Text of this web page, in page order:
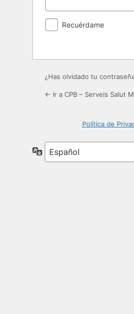
Recuérdame
¿Has olvidado tu
← Ir a CPB – Serveis Salut
Política de
Idioma